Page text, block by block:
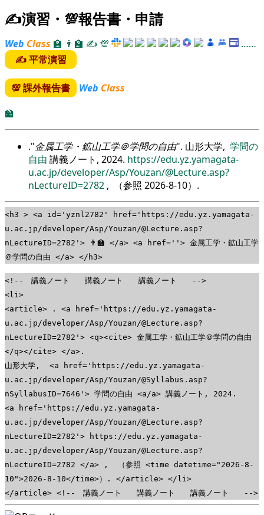
✍演習・💯報告書・申請
Web Class 🏫 👨‍🏫 ✍ 💯
……
✍ 平常演習
💯 課外報告書 Web Class
🏫
. 金属工学・鉱山工学＠学問の自由 . 山形大学, 学問の
自由 講義ノート, 2024. https://edu.yz.yamagata-
u.ac.jp/developer/Asp/Youzan/@Lecture.asp?
nLectureID=2782 , （参照 2026-8-10）.
<h3 > <a id='yznl2782' href='https://edu.yz.yamagata-
u.ac.jp/developer/Asp/Youzan/@Lecture.asp?
nLectureID=2782'> 👨‍🏫 </a> <a href=''> 金属工学・鉱山工学
＠学問の自由 </a> </h3>
<!-- 講義ノート 講義ノート 講義ノート -->
<li>
<article> . <a href='https://edu.yz.yamagata-
u.ac.jp/developer/Asp/Youzan/@Lecture.asp?
nLectureID=2782'> <q><cite> 金属工学・鉱山工学＠学問の自由
</q></cite> </a>.
山形大学, <a href='https://edu.yz.yamagata-
u.ac.jp/developer/Asp/Youzan/@Syllabus.asp?
nSyllabusID=7646'> 学問の自由 <a/a> 講義ノート, 2024.
<a href='https://edu.yz.yamagata-
u.ac.jp/developer/Asp/Youzan/@Lecture.asp?
nLectureID=2782'> https://edu.yz.yamagata-
u.ac.jp/developer/Asp/Youzan/@Lecture.asp?
nLectureID=2782 </a> , （参照 <time datetime="2026-8-
10">2026-8-10</time>）. </article> </li>
</article> <!-- 講義ノート 講義ノート 講義ノート -->